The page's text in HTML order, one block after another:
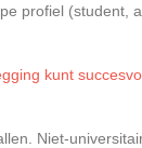
profiel (student,
kunt
Niet-